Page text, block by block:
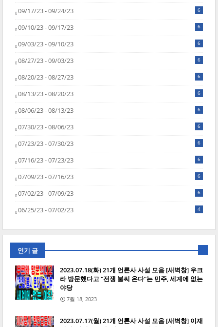
09/17/23 - 09/24/23 6
09/10/23 - 09/17/23 6
09/03/23 - 09/10/23 6
08/27/23 - 09/03/23 6
08/20/23 - 08/27/23 6
08/13/23 - 08/20/23 6
08/06/23 - 08/13/23 6
07/30/23 - 08/06/23 6
07/23/23 - 07/30/23 6
07/16/23 - 07/23/23 6
07/09/23 - 07/16/23 6
07/02/23 - 07/09/23 6
06/25/23 - 07/02/23 4
인기 글
2023.07.18(화) 21개 언론사 사설 모음 [새벽창] 우크
라 방문했다고 “전쟁 불씨 온다”는 민주, 세계에 없는
야당
7월 18, 2023
2023.07.17(월) 21개 언론사 사설 모음 [새벽창] 이재